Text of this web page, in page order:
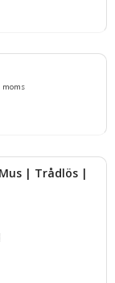
| Trådlös |